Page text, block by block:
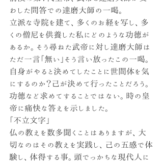
わした問答での達磨大師の一喝。
立派な寺院を建て、多くのお経を写し、多
くの僧尼を供養した私にどのような功徳が
あるか。そう尋ねた武帝に対し達磨大師は
ただ一言「無い」そう言い放ったこの一喝。
自身がやると決めてしたことに世間体を気
にするのか？己が決めて行ったことだろう。
功徳など求めてすることではない。時の皇
帝に痛快な答えを示しました。
「不立文字」
仏の教えを数多聞くことはありますが、大
切なのはその教えを実践し、己の五感で体
験し、体得する事。頭でっかちな現代人に